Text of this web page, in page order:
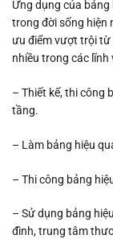
dựa trên
đánh giá
Ứng dụng của
trong đời sống hiện
ưu điểm vượt trội từ
nhiều trong các lĩnh
– Thiết kế, thi công
tầng.
– Làm bảng hiệu
– Thi công bảng
– Sử dụng bảng
đình, trung tâm